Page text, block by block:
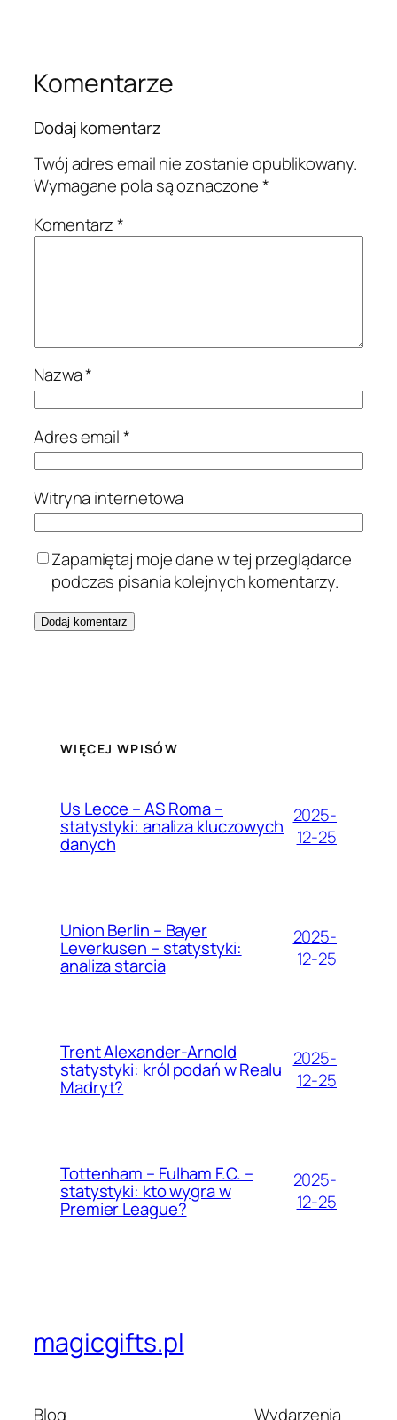
Komentarze
Dodaj komentarz
Twój adres email nie zostanie opublikowany.
Wymagane pola są oznaczone*
Komentarz*
Nazwa*
Adres email*
Witryna internetowa
Zapamiętaj moje dane w tej przeglądarce
podczas pisania kolejnych komentarzy.
WIĘCEJ WPISÓW
Us Lecce – AS Roma –
statystyki: analiza kluczowych
danych
2025-
12-25
Union Berlin – Bayer
Leverkusen – statystyki:
analiza starcia
2025-
12-25
Trent Alexander-Arnold
statystyki: król podań w Realu
Madryt?
2025-
12-25
Tottenham – Fulham F.C. –
statystyki: kto wygra w
Premier League?
2025-
12-25
magicgifts.pl
Blog Wydarzenia